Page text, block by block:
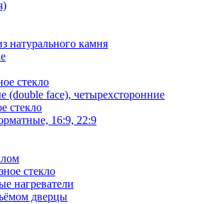
натурального камня
стекло
(double face), четырехсторонние
стекло
16:9, 22:9
стекло
нагреватели
дверцы